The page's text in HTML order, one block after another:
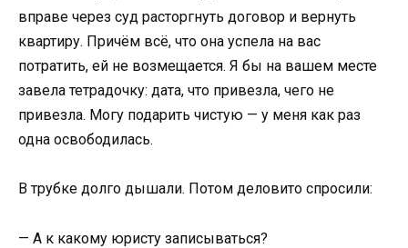
вправе через суд расторгнуть договор и вернуть
квартиру. Причём всё, что она успела на вас
потратить, ей не возмещается. Я бы на вашем месте
завела тетрадочку: дата, что привезла, чего не
привезла. Могу подарить чистую — у меня как раз
одна освободилась.
В трубке долго дышали. Потом деловито спросили:
— А к какому юристу записываться?